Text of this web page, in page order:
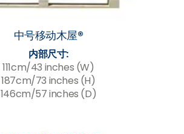
中号移动木屋®
内部尺寸:
111cm/43 inches (W)
187cm/73 inches (H)
146cm/57 inches (D)